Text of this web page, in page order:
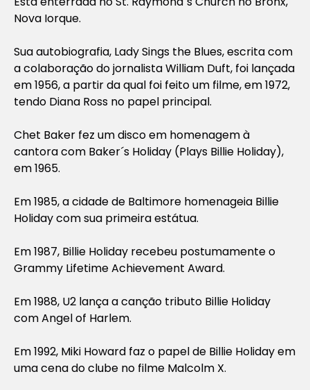
Nova Iorque.
Sua autobiografia, Lady Sings the Blues, escrita com
a colaboração do jornalista William Duft, foi lançada
em 1956, a partir da qual foi feito um filme, em 1972,
tendo Diana Ross no papel principal.
Chet Baker fez um disco em homenagem à
cantora com Baker´s Holiday (Plays Billie Holiday),
em 1965.
Em 1985, a cidade de Baltimore homenageia Billie
Holiday com sua primeira estátua.
Em 1987, Billie Holiday recebeu postumamente o
Grammy Lifetime Achievement Award.
Em 1988, U2 lança a canção tributo Billie Holiday
com Angel of Harlem.
Em 1992, Miki Howard faz o papel de Billie Holiday em
uma cena do clube no filme Malcolm X.